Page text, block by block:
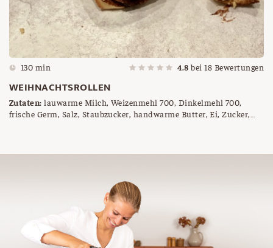
130 min 4.8 bei18 Bewertungen
WEIHNACHTSROLLEN
Zutaten: lauwarme Milch, Weizenmehl 700, Dinkelmehl 700,
frische Germ, Salz, Staubzucker, handwarme Butter, Ei, Zucker,